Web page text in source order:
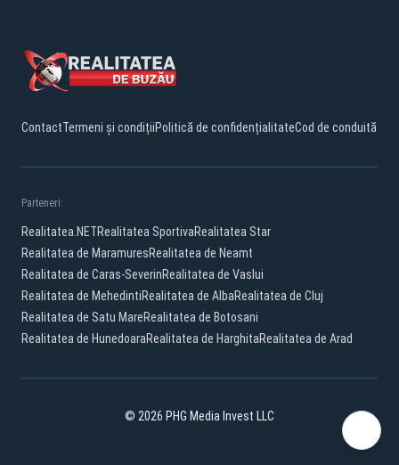
ContactTermeni și condițiiPolitică de confidențialitateCod de conduită
Parteneri:
Realitatea.NETRealitatea SportivaRealitatea Star
Realitatea de MaramuresRealitatea de Neamt
Realitatea de Caras-SeverinRealitatea de Vaslui
Realitatea de MehedintiRealitatea de AlbaRealitatea de Cluj
Realitatea de Satu MareRealitatea de Botosani
Realitatea de HunedoaraRealitatea de HarghitaRealitatea de Arad
© 2026 PHG Media Invest LLC